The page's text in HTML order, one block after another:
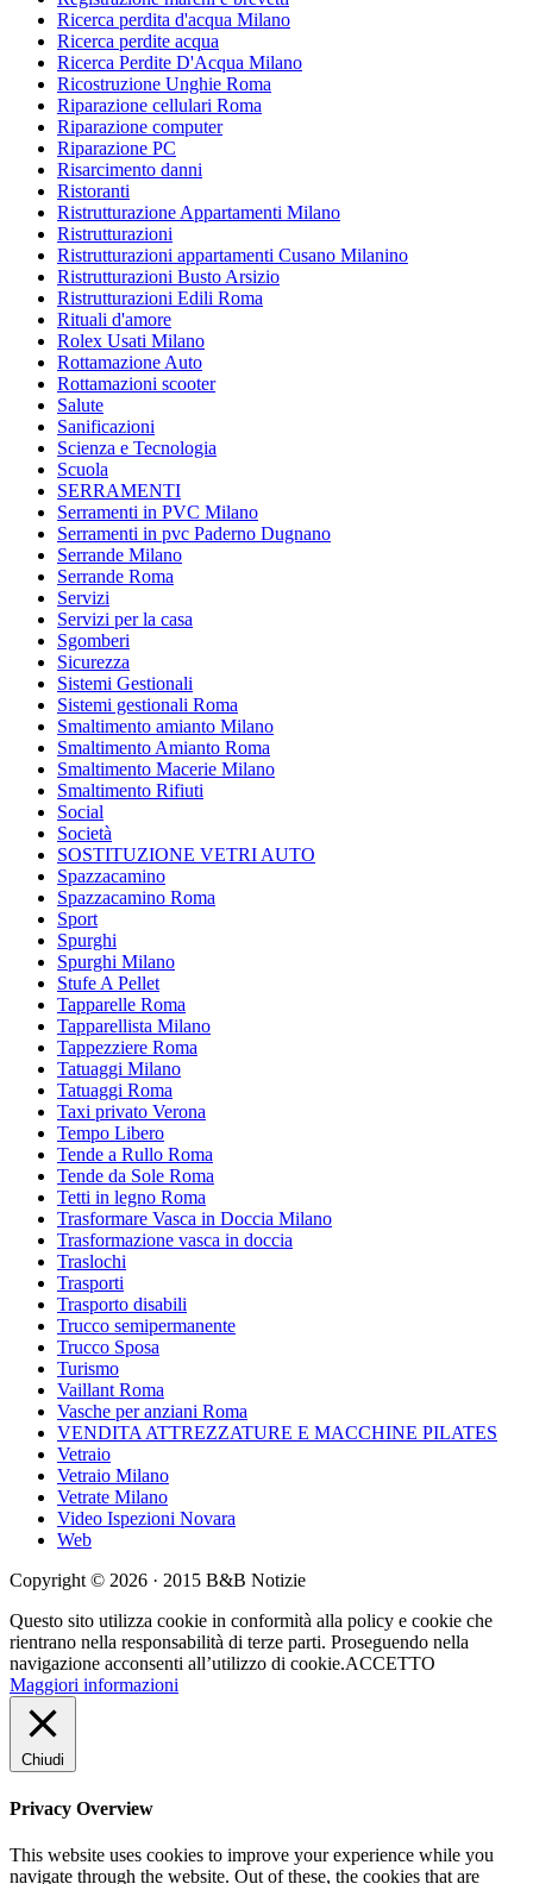
Ricerca perdita d'acqua Milano
Ricerca perdite acqua
Ricerca Perdite D'Acqua Milano
Ricostruzione Unghie Roma
Riparazione cellulari Roma
Riparazione computer
Riparazione PC
Risarcimento danni
Ristoranti
Ristrutturazione Appartamenti Milano
Ristrutturazioni
Ristrutturazioni appartamenti Cusano Milanino
Ristrutturazioni Busto Arsizio
Ristrutturazioni Edili Roma
Rituali d'amore
Rolex Usati Milano
Rottamazione Auto
Rottamazioni scooter
Salute
Sanificazioni
Scienza e Tecnologia
Scuola
SERRAMENTI
Serramenti in PVC Milano
Serramenti in pvc Paderno Dugnano
Serrande Milano
Serrande Roma
Servizi
Servizi per la casa
Sgomberi
Sicurezza
Sistemi Gestionali
Sistemi gestionali Roma
Smaltimento amianto Milano
Smaltimento Amianto Roma
Smaltimento Macerie Milano
Smaltimento Rifiuti
Social
Società
SOSTITUZIONE VETRI AUTO
Spazzacamino
Spazzacamino Roma
Sport
Spurghi
Spurghi Milano
Stufe A Pellet
Tapparelle Roma
Tapparellista Milano
Tappezziere Roma
Tatuaggi Milano
Tatuaggi Roma
Taxi privato Verona
Tempo Libero
Tende a Rullo Roma
Tende da Sole Roma
Tetti in legno Roma
Trasformare Vasca in Doccia Milano
Trasformazione vasca in doccia
Traslochi
Trasporti
Trasporto disabili
Trucco semipermanente
Trucco Sposa
Turismo
Vaillant Roma
Vasche per anziani Roma
VENDITA ATTREZZATURE E MACCHINE PILATES
Vetraio
Vetraio Milano
Vetrate Milano
Video Ispezioni Novara
Web
Copyright © 2026 · 2015 B&B Notizie
Questo sito utilizza cookie in conformità alla policy e cookie che
rientrano nella responsabilità di terze parti. Proseguendo nella
navigazione acconsenti all’utilizzo di cookie.ACCETTO
Maggiori informazioni
Chiudi
Privacy Overview
This website uses cookies to improve your experience while you
navigate through the website. Out of these, the cookies that are